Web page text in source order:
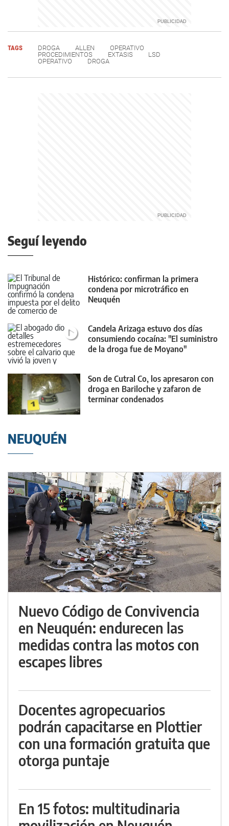
TAGS DROGA ALLEN
OPERATIVO
PROCEDIMIENTOS
EXTASIS
LSD
OPERATIVO
DROGA
Seguí leyendo
Histórico: confirman la primera
condena por microtráfico en
Neuquén
Candela Arizaga estuvo dos días
consumiendo cocaína: "El suministro
de la droga fue de Moyano"
Son de Cutral Co, los apresaron con
droga en Bariloche y zafaron de
terminar condenados
NEUQUÉN
Nuevo Código de Convivencia
en Neuquén: endurecen las
medidas contra las motos con
escapes libres
Docentes agropecuarios
podrán capacitarse en Plottier
con una formación gratuita que
otorga puntaje
En 15 fotos: multitudinaria